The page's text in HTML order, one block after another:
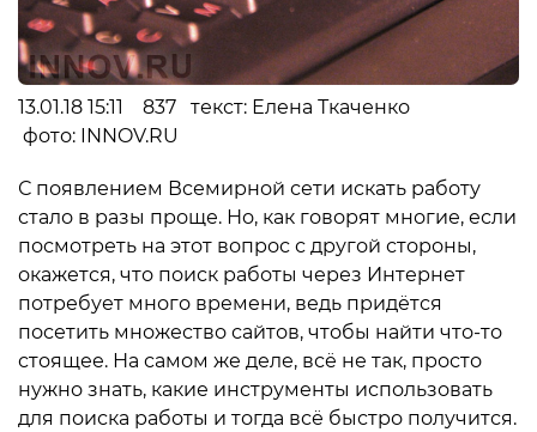
13.01.18 15:11 837 текст: Елена Ткаченко
фото: INNOV.RU
С появлением Всемирной сети искать работу
стало в разы проще. Но, как говорят многие, если
посмотреть на этот вопрос с другой стороны,
окажется, что поиск работы через Интернет
потребует много времени, ведь придётся
посетить множество сайтов, чтобы найти что-то
стоящее. На самом же деле, всё не так, просто
нужно знать, какие инструменты использовать
для поиска работы и тогда всё быстро получится.